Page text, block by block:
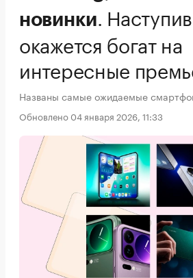
новинки.
окажется богат на
интересные
Названы самые ожидаемые
Обновлено 04 января 2026, 11:33